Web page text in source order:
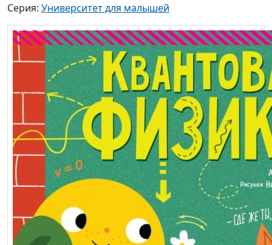
Серия: Университет для малышей